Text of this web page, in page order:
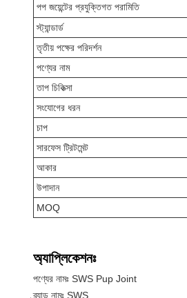
পপ জয়েন্টের প্রযুক্তিগত পরামিতি
স্ট্যান্ডার্ড
তৃতীয় পক্ষের পরিদর্শন
পণ্যের নাম
তাপ চিকিত্সা
সংযোগের ধরন
চাপ
সারফেস ট্রিটমেন্ট
আকার
উপাদান
MOQ
অ্যাপ্লিকেশনঃ
পণ্যের নামঃ SWS Pup Joint
ব্র্যান্ড নামঃ SWS